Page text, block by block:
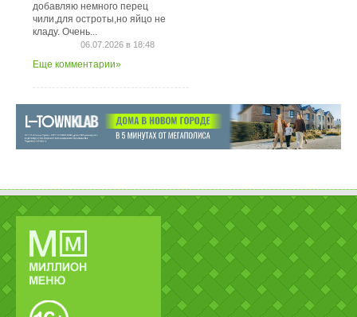
добавляю немного перец
чили,для остроты,но яйцо не
кладу. Очень...
06.07.2026 в 18:48
Еще комментарии»